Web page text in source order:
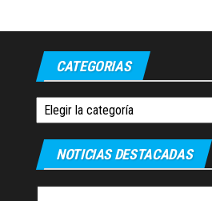
CATEGORIAS
Categorias
NOTICIAS DESTACADAS